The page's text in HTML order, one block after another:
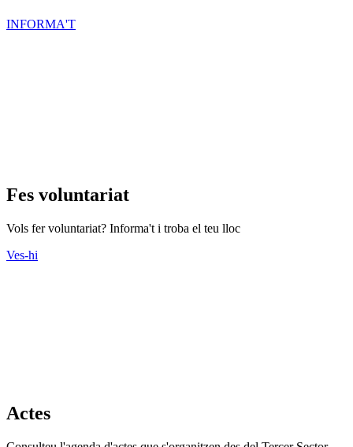
INFORMA'T
Fes voluntariat
Vols fer voluntariat? Informa't i troba el teu lloc
Ves-hi
Actes